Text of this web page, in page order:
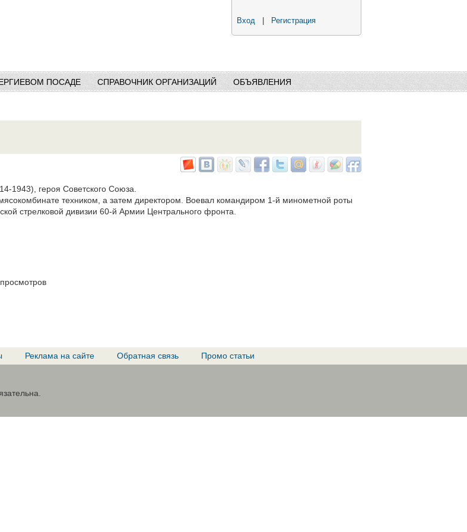
Вход Регистрация
ПОСАДЕ СПРАВОЧНИК ОРГАНИЗАЦИЙ ОБЪЯВЛЕНИЯ
1943), героя Советского Союза.
техником, а затем директором. Воевал командиром 1-й минометной роты
стрелковой дивизии 60-й Армии Центрального фронта.
Реклама на сайте Обратная связь Промо статьи